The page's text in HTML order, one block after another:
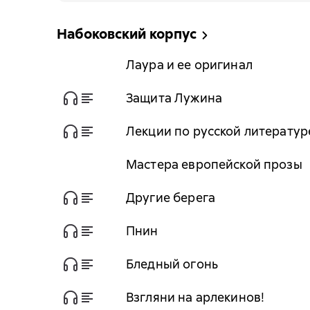
Набоковский корпус
Лаура и ее оригинал
Защита Лужина
Лекции по русской
Мастера европейской прозы
Другие берега
Пнин
Бледный огонь
Взгляни на арлекинов!